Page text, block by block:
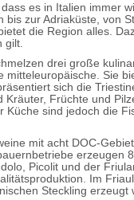
es in Italien immer
bis zur Adriaküste, von
die Region alles.
gilt.
drei große
mitteleuropäische. Sie
sich die
Früchte und
Küche sind jedoch die
mit acht DOC-
erzeugen
Picolit und der
Im
Steckling erzeugt